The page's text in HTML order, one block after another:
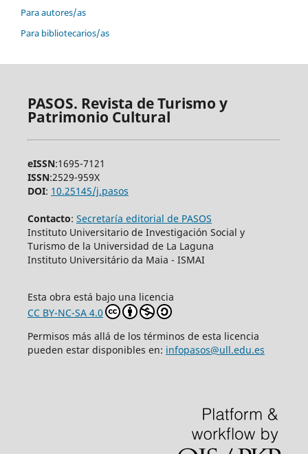
Para autores/as
Para bibliotecarios/as
PASOS. Revista de Turismo y
Patrimonio Cultural
eISSN:1695-7121
ISSN:2529-959X
DOI: 10.25145/j.pasos
Contacto: Secretaría editorial de PASOS
Instituto Universitario de Investigación Social y
Turismo de la Universidad de La Laguna
Instituto Universitário da Maia - ISMAI
Esta obra está bajo una licencia
CC BY-NC-SA 4.0
Permisos más allá de los términos de esta licencia
pueden estar disponibles en: infopasos@ull.edu.es